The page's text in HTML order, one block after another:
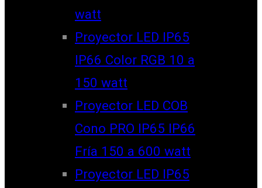
watt
Proyector LED IP65
IP66 Color RGB 10 a
150 watt
Proyector LED COB
Cono PRO IP65 IP66
Fría 150 a 600 watt
Proyector LED IP65